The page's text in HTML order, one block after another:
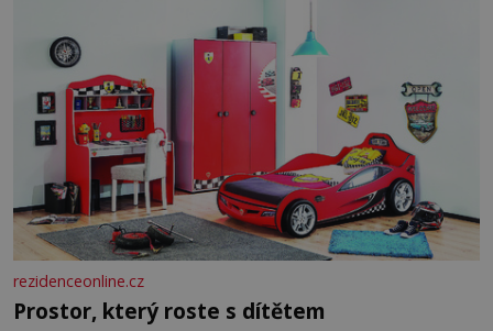
rezidenceonline.cz
Prostor, který roste s dítětem